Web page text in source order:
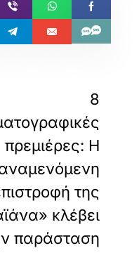
8
πρεμιέρες: Η
της
κλέβει
παράσταση